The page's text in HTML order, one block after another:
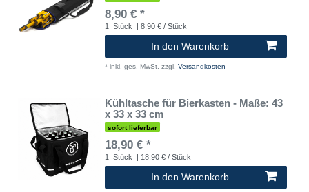
8,90 € *
1 Stück | 8,90 € / Stück
In den Warenkorb
* inkl. ges. MwSt. zzgl. Versandkosten
Kühltasche für Bierkasten - Maße: 43
x 33 x 33 cm
sofort lieferbar
18,90 € *
1 Stück | 18,90 € / Stück
In den Warenkorb